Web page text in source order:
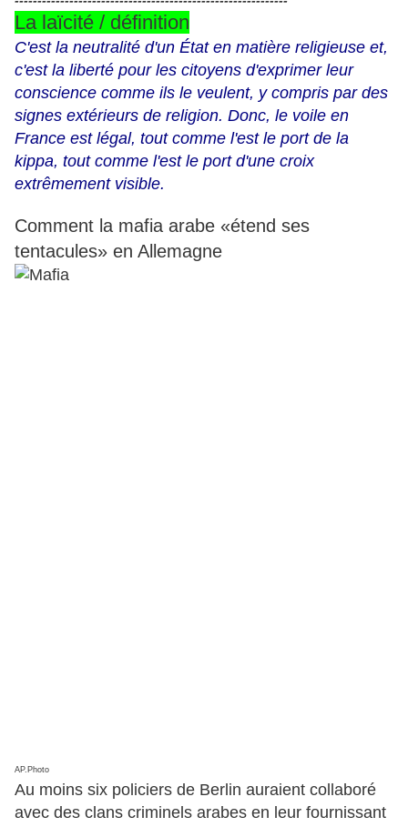
La laïcité / définition
C'est la neutralité d'un État en matière religieuse et,
c'est la liberté pour les citoyens d'exprimer leur
conscience comme ils le veulent, y compris par des
signes extérieurs de religion. Donc, le voile en
France est légal, tout comme l'est le port de la
kippa, tout comme l'est le port d'une croix
extrêmement visible.
Comment la mafia arabe «étend ses
tentacules» en Allemagne
AP.Photo
Au moins six policiers de Berlin auraient collaboré
avec des clans criminels arabes en leur fournissant